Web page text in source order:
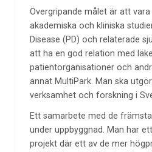
Övergripande målet är att
akademiska och kliniska
Disease (PD) och relaterade
att ha en god relation med
patientorganisationer och
annat MultiPark. Man ska
verksamhet och forskning i
Ett samarbete med de
under uppbyggnad. Man har
projekt där ett av de mer